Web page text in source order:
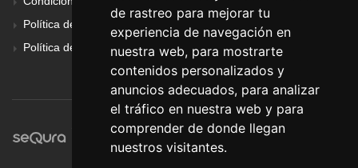
de rastreo para mejorar tu
experiencia de navegación en
nuestra web, para mostrarte
contenidos personalizados y
anuncios adecuados, para analizar
el tráfico en nuestra web y para
comprender de donde llegan
nuestros visitantes.
Política de Cookies
Política de Privacidad